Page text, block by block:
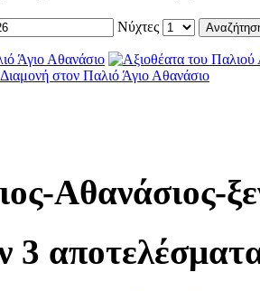
Νύχτες
Αθανάσιος-
3